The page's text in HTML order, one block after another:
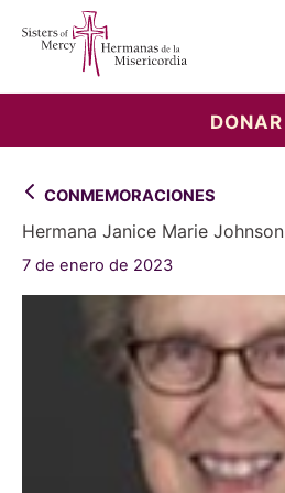
DONAR
CONMEMORACIONES
Hermana Janice Marie Johnson
7 de enero de 2023